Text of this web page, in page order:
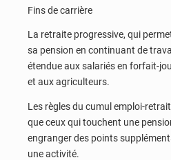
Fins de carrière
La retraite progressive, qui
sa pension en continuant de
étendue aux salariés en forfait-
et aux agriculteurs.
Les règles du cumul emploi-
que ceux qui touchent une
engranger des points
une activité.